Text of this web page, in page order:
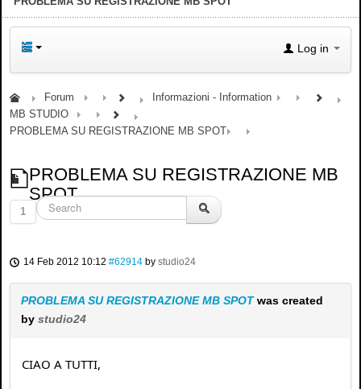
Log in
Forum
Informazioni - Information
MB STUDIO
PROBLEMA SU REGISTRAZIONE MB SPOT
PROBLEMA SU REGISTRAZIONE MB
SPOT
1
14 Feb 2012 10:12 #62914 by studio24
PROBLEMA SU REGISTRAZIONE MB SPOTwas created
by studio24
CIAO A TUTTI,